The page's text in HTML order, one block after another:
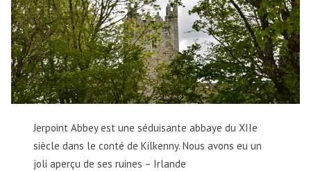
Jerpoint Abbey est une séduisante abbaye du XIIe
siècle dans le conté de Kilkenny. Nous avons eu un
joli aperçu de ses ruines – Irlande